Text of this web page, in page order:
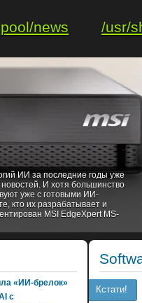
news /usr/
ИИ за последние годы уже
И хотя большинство
уже с готовыми ИИ-
кто их разрабатывает и
MSI EdgeXpert MS-
«ИИ-брелок»
с
Кстати!